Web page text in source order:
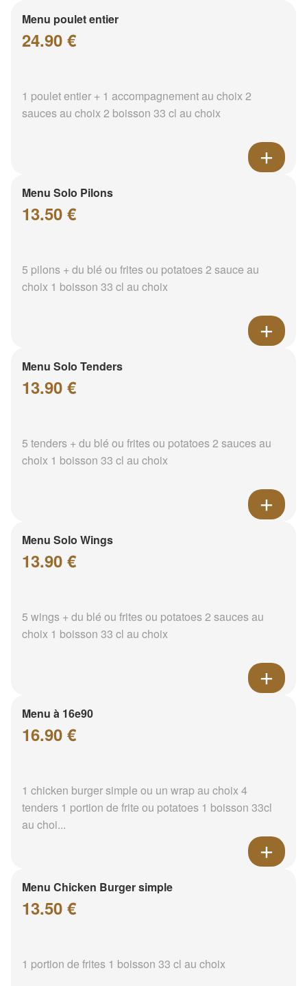
Menu poulet entier
24.90 €
1 poulet entier + 1 accompagnement au choix 2
sauces au choix 2 boisson 33 cl au choix
Menu Solo Pilons
13.50 €
5 pilons + du blé ou frites ou potatoes 2 sauce au
choix 1 boisson 33 cl au choix
Menu Solo Tenders
13.90 €
5 tenders + du blé ou frites ou potatoes 2 sauces au
choix 1 boisson 33 cl au choix
Menu Solo Wings
13.90 €
5 wings + du blé ou frites ou potatoes 2 sauces au
choix 1 boisson 33 cl au choix
Menu à 16e90
16.90 €
1 chicken burger simple ou un wrap au choix 4
tenders 1 portion de frite ou potatoes 1 boisson 33cl
au choi...
Menu Chicken Burger simple
13.50 €
1 portion de frites 1 boisson 33 cl au choix